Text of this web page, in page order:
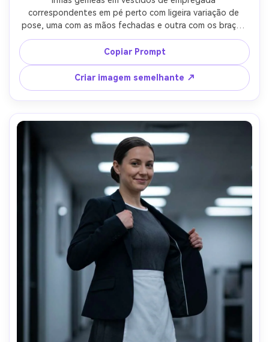
correspondentes em pé perto com ligeira variação de
pose, uma com as mãos fechadas e outra com os braços
relaxados, enfatizar a proporção no seu corpo,
mantendo a cintura idêntica e o volume da saia para
ambos, conjunto de estúdio neutro, até mesmo
iluminação softbox, 70 mm f/2.8, composição simétrica de
corpo inteiro, dobras realistas de tecido, foco afiado,
acabamento editorial, roupa drapada naturalmente em
sua estrutura-AR 4:5
Copiar Prompt
Criar imagem semelhante ↗